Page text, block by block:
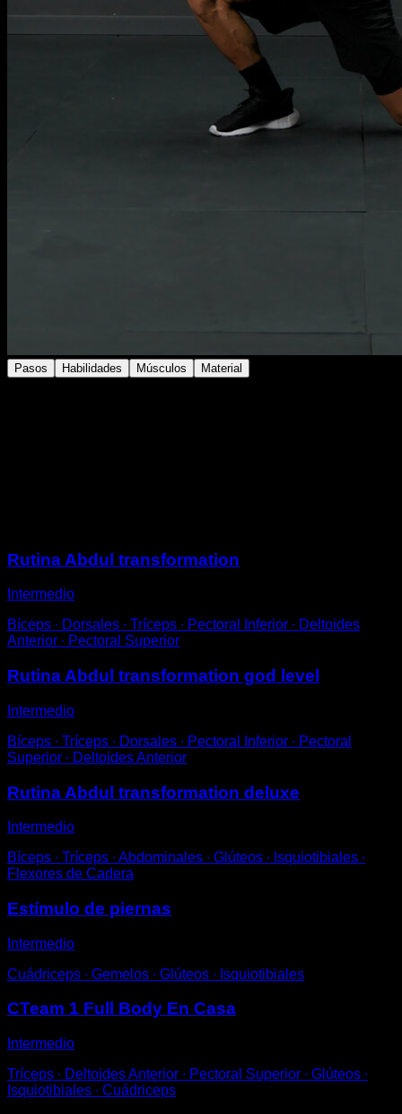
Pasos Habilidades Músculos Material
Rutina Abdul transformation
Intermedio
Bíceps ∙ Dorsales ∙ Tríceps ∙ Pectoral Inferior ∙ Deltoides
Anterior ∙ Pectoral Superior
Rutina Abdul transformation god level
Intermedio
Bíceps ∙ Tríceps ∙ Dorsales ∙ Pectoral Inferior ∙ Pectoral
Superior ∙ Deltoides Anterior
Rutina Abdul transformation deluxe
Intermedio
Bíceps ∙ Tríceps ∙ Abdominales ∙ Glúteos ∙ Isquiotibiales ∙
Flexores de Cadera
Estímulo de piernas
Intermedio
Cuádriceps ∙ Gemelos ∙ Glúteos ∙ Isquiotibiales
CTeam 1 Full Body En Casa
Intermedio
Tríceps ∙ Deltoides Anterior ∙ Pectoral Superior ∙ Glúteos ∙
Isquiotibiales ∙ Cuádriceps